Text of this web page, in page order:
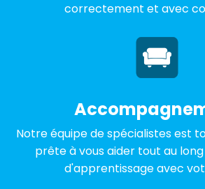
correctement et avec
Notre équipe de spécialistes est
prête à vous aider tout au
d'apprentissage avec